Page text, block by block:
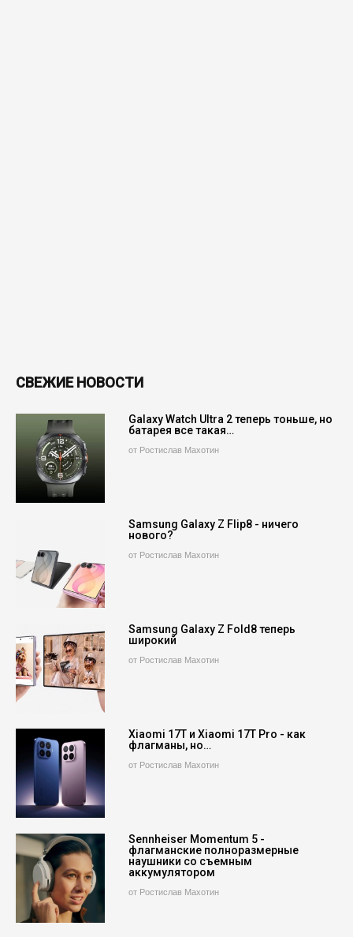
СВЕЖИЕ НОВОСТИ
Galaxy Watch Ultra 2 теперь тоньше, но
батарея все такая…
от Ростислав Махотин
Samsung Galaxy Z Flip8 - ничего
нового?
от Ростислав Махотин
Samsung Galaxy Z Fold8 теперь
широкий
от Ростислав Махотин
Xiaomi 17T и Xiaomi 17T Pro - как
флагманы, но…
от Ростислав Махотин
Sennheiser Momentum 5 -
флагманские полноразмерные
наушники со съемным
аккумулятором
от Ростислав Махотин